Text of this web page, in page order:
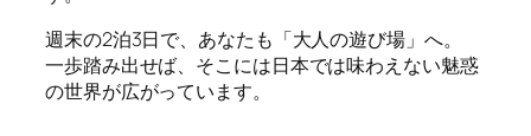
週末の2泊3日で、あなたも「大人の遊び場」へ。
一歩踏み出せば、そこには日本では味わえない魅惑
の世界が広がっています。